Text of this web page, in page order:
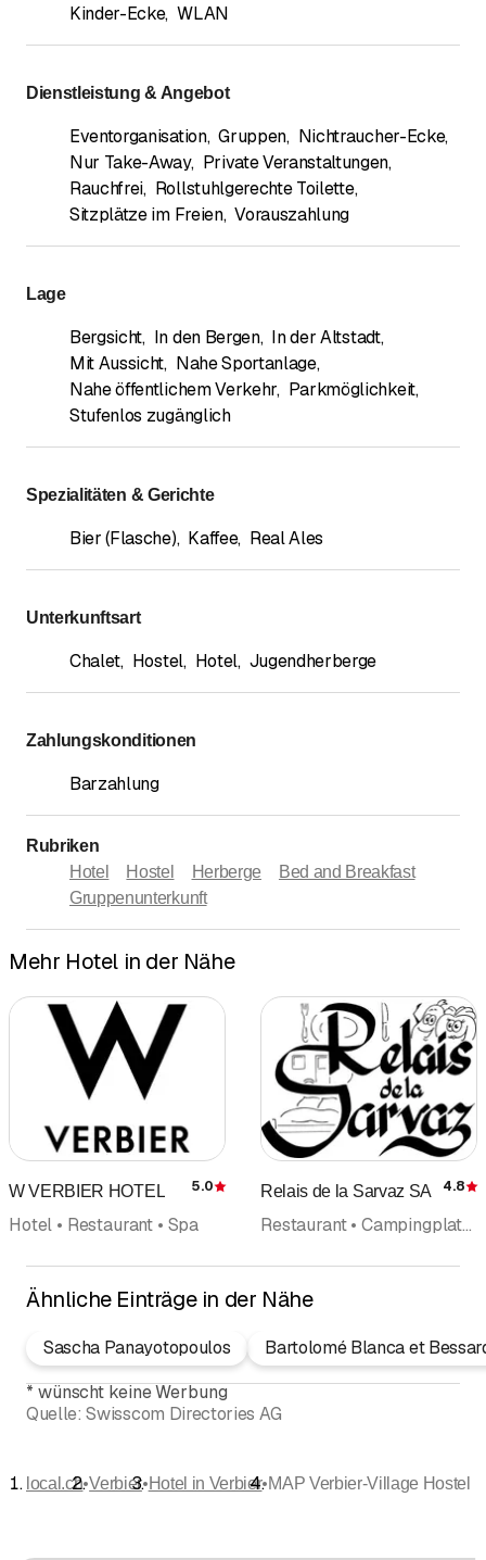
Kinder-Ecke, WLAN
Dienstleistung & Angebot
Eventorganisation, Gruppen, Nichtraucher-Ecke,
Nur Take-Away, Private Veranstaltungen,
Rauchfrei, Rollstuhlgerechte Toilette,
Sitzplätze im Freien, Vorauszahlung
Lage
Bergsicht, In den Bergen, In der Altstadt,
Mit Aussicht, Nahe Sportanlage,
Nahe öffentlichem Verkehr, Parkmöglichkeit,
Stufenlos zugänglich
Spezialitäten & Gerichte
Bier (Flasche), Kaffee, Real Ales
Unterkunftsart
Chalet, Hostel, Hotel, Jugendherberge
Zahlungskonditionen
Barzahlung
Rubriken
Hotel
Hostel Herberge
Bed and Breakfast
Gruppenunterkunft
Mehr Hotel in der Nähe
W VERBIER HOTEL Bewertung
5.0
Hotel • Restaurant • Spa
Relais de la Sarvaz SA 4.8
Restaurant • Campingplatz • Hotel
Ähnliche Einträge in der Nähe
Sascha Panayotopoulos
Bartolomé Blanca et
* wünscht keine Werbung
Quelle: Swisscom Directories AG
local.ch•Verbier•Hotel in Verbier•MAP Verbier-Village Hostel